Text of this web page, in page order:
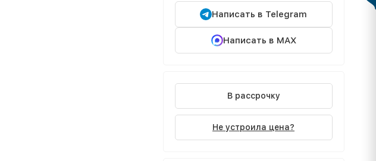
Написать в Telegram
Написать в MAX
В рассрочку
Не устроила цена?